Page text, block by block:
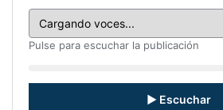
Pulse para escuchar la publicación
▶ Escuchar